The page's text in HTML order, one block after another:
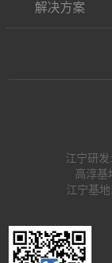
解决方案
江宁研
高淳基
江宁基